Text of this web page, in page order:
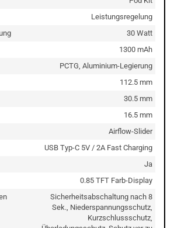
Leistungsregelung
30 Watt
1300 mAh
PCTG, Aluminium-Legierung
112.5 mm
30.5 mm
16.5 mm
Airflow-Slider
USB Typ-C 5V / 2A Fast Charging
Ja
0.85 TFT Farb-Display
Sicherheitsabschaltung nach 8
Sek., Niederspannungsschutz,
Kurzschlussschutz,